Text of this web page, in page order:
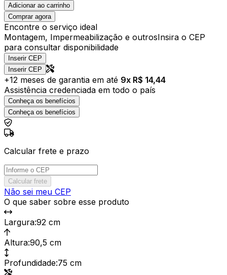
Adicionar ao carrinho
Comprar agora
Encontre o serviço ideal
Montagem, Impermeabilização e outrosInsira o CEP
para consultar disponibilidade
Inserir CEP
Inserir CEP
+12 meses de garantia em até 9x R$ 14,44
Assistência credenciada em todo o país
Conheça os benefícios
Conheça os benefícios
Calcular frete e prazo
Calcular frete
Não sei meu CEP
O que saber sobre esse produto
Largura:92 cm
Altura:90,5 cm
Profundidade:75 cm